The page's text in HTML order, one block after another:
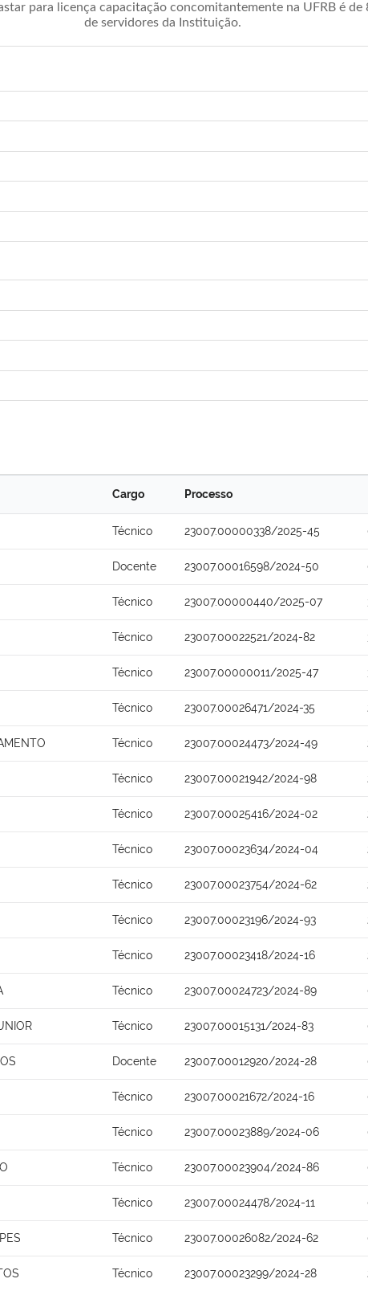
para licença capacitação concomitantemente na UFRB é
de servidores da Instituição.
Cargo Processo
Técnico 23007.00000338/2025-45
Docente 23007.00016598/2024-50
Técnico 23007.00000440/2025-07
Técnico 23007.00022521/2024-82
Técnico 23007.00000011/2025-47
Técnico 23007.00026471/2024-35
Técnico 23007.00024473/2024-49
Técnico 23007.00021942/2024-98
Técnico 23007.00025416/2024-02
Técnico 23007.00023634/2024-04
Técnico 23007.00023754/2024-62
Técnico 23007.00023196/2024-93
Técnico 23007.00023418/2024-16
Técnico 23007.00024723/2024-89
Técnico 23007.00015131/2024-83
Docente 23007.00012920/2024-28
Técnico 23007.00021672/2024-16
Técnico 23007.00023889/2024-06
Técnico 23007.00023904/2024-86
Técnico 23007.00024478/2024-11
Técnico 23007.00026082/2024-62
Técnico 23007.00023299/2024-28